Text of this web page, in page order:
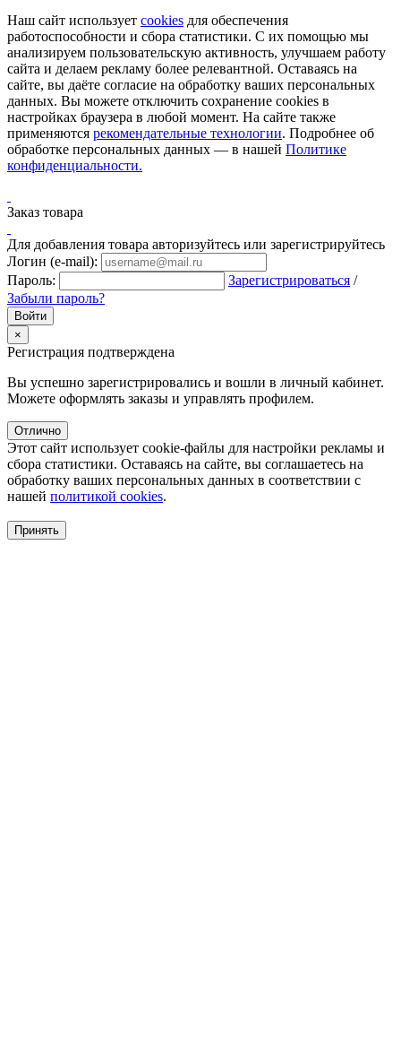
Наш сайт использует cookies для обеспечения
работоспособности и сбора статистики. С их помощью мы
анализируем пользовательскую активность, улучшаем работу
сайта и делаем рекламу более релевантной. Оставаясь на
сайте, вы даёте согласие на обработку ваших персональных
данных. Вы можете отключить сохранение cookies в
настройках браузера в любой момент. На сайте также
применяются рекомендательные технологии. Подробнее об
обработке персональных данных — в нашей Политике
конфиденциальности.
Заказ товара
Для добавления товара авторизуйтесь или зарегистрируйтесь
Логин (e-mail):
Пароль:
Зарегистрироваться /
Забыли пароль?
×
Регистрация подтверждена
Вы успешно зарегистрировались и вошли в личный кабинет.
Можете оформлять заказы и управлять профилем.
Отлично
Этот сайт использует cookie-файлы для настройки рекламы и
сбора статистики. Оставаясь на сайте, вы соглашаетесь на
обработку ваших персональных данных в соответствии с
нашей политикой cookies.
Принять